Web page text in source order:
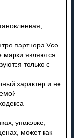
партнера Vce-
марки являются
только с
характер и не
упаковке,
может как